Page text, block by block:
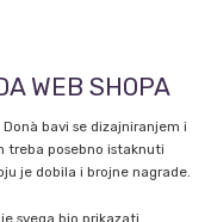
WEB SHOPA
bavi se dizajniranjem i
treba posebno istaknuti
je dobila i brojne nagrade.
svega bio prikazati